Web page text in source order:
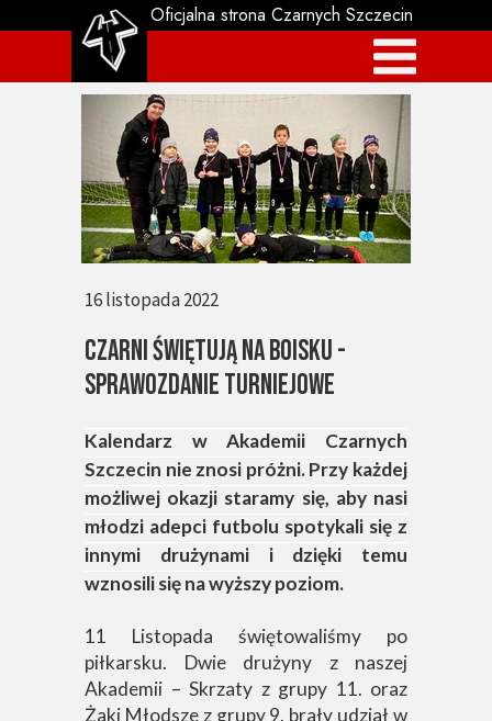
Kalendarz w Akademii Czarnych
Szczecin nie znosi próżni. Przy każdej
możliwej okazji staramy się, aby nasi
młodzi adepci futbolu spotykali się z
innymi drużynami i dzięki temu
wznosili się na wyższy poziom.
11 Listopada świętowaliśmy po
piłkarsku. Dwie drużyny z naszej
Akademii – Skrzaty z grupy 11. oraz
Żaki Młodsze z grupy 9. brały udział w
Czarni świętują na boisku -
sprawozdanie turniejowe
16 listopada 2022
Oficjalna strona Czarnych Szczecin